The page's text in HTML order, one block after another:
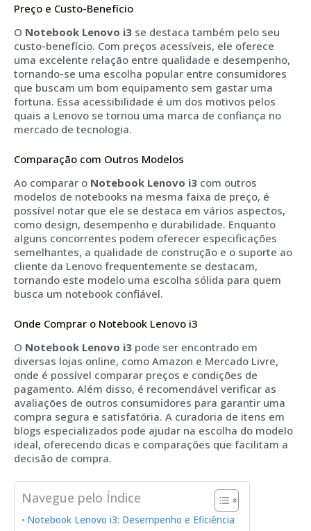
Preço e Custo-Benefício
O Notebook Lenovo i3 se destaca também pelo seu
custo-benefício. Com preços acessíveis, ele oferece
uma excelente relação entre qualidade e desempenho,
tornando-se uma escolha popular entre consumidores
que buscam um bom equipamento sem gastar uma
fortuna. Essa acessibilidade é um dos motivos pelos
quais a Lenovo se tornou uma marca de confiança no
mercado de tecnologia.
Comparação com Outros Modelos
Ao comparar o Notebook Lenovo i3 com outros
modelos de notebooks na mesma faixa de preço, é
possível notar que ele se destaca em vários aspectos,
como design, desempenho e durabilidade. Enquanto
alguns concorrentes podem oferecer especificações
semelhantes, a qualidade de construção e o suporte ao
cliente da Lenovo frequentemente se destacam,
tornando este modelo uma escolha sólida para quem
busca um notebook confiável.
Onde Comprar o Notebook Lenovo i3
O Notebook Lenovo i3 pode ser encontrado em
diversas lojas online, como Amazon e Mercado Livre,
onde é possível comparar preços e condições de
pagamento. Além disso, é recomendável verificar as
avaliações de outros consumidores para garantir uma
compra segura e satisfatória. A curadoria de itens em
blogs especializados pode ajudar na escolha do modelo
ideal, oferecendo dicas e comparações que facilitam a
decisão de compra.
Navegue pelo Índice
Notebook Lenovo i3: Desempenho e Eficiência